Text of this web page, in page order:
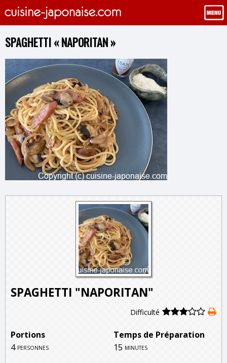
SPAGHETTI « NAPORITAN »
SPAGHETTI "NAPORITAN"
Difficulté
Portions
Temps de Préparation
4 personnes 15 minutes